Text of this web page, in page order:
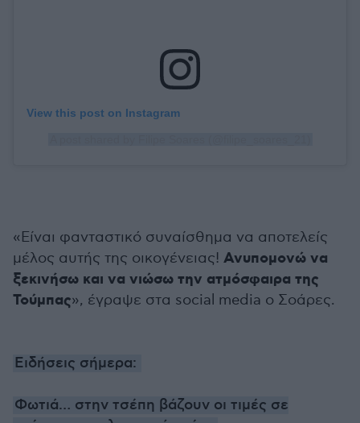
View this post on Instagram
«Είναι φανταστικό συναίσθημα να αποτελείς
μέλος αυτής της οικογένειας! Ανυπομονώ να
ξεκινήσω και να νιώσω την ατμόσφαιρα της
Τούμπας», έγραψε στα social media ο Σοάρες.
Ειδήσεις σήμερα:
Φωτιά… στην τσέπη βάζουν οι τιμές σε